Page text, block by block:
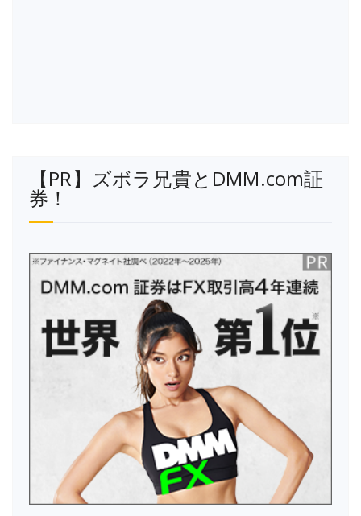
【PR】ズボラ兄貴とDMM.com証
券！